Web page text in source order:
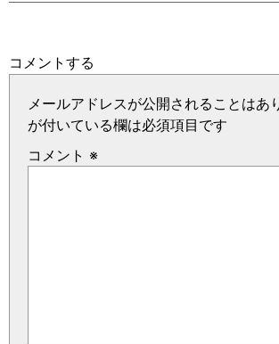
コメントする
メールアドレスが公開されることはあ
が付いている欄は必須項目です
コメント ※